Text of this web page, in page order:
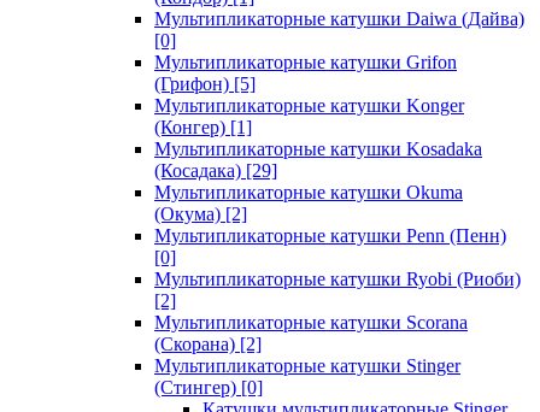
Мультипликаторные катушки Daiwa (Дайва)
[0]
Мультипликаторные катушки Grifon
(Грифон) [5]
Мультипликаторные катушки Konger
(Конгер) [1]
Мультипликаторные катушки Kosadaka
(Косадака) [29]
Мультипликаторные катушки Okuma
(Окума) [2]
Мультипликаторные катушки Penn (Пенн)
[0]
Мультипликаторные катушки Ryobi (Риоби)
[2]
Мультипликаторные катушки Scorana
(Скорана) [2]
Мультипликаторные катушки Stinger
(Стингер) [0]